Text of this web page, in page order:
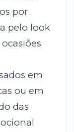
por
pelo look
em
ou em
das